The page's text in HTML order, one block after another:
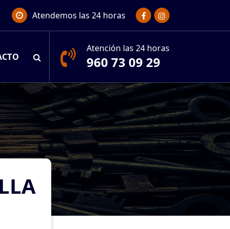
Atendemos las 24 horas
Atención las 24 horas
960 73 09 29